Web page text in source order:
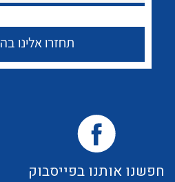
צור קשר
חפשנו אותנו בפייסבוק